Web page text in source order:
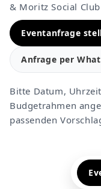
& Moritz Social
Eventanfrage
Anfrage per
Bitte Datum,
Budgetrahmen
passenden